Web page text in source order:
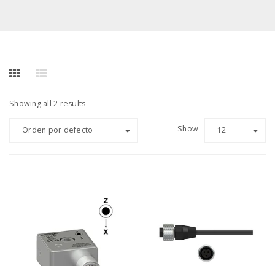
Showing all 2 results
Orden por defecto Show 12